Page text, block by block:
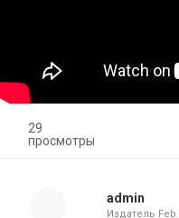
29
просмотры
admin
Издатель Feb